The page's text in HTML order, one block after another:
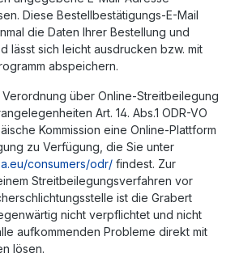
Diese Bestellbestätigungs-E-Mail
die Daten Ihrer Bestellung und
lässt sich leicht ausdrucken bzw. mit
abspeichern.
über Online-Streitbeilegung
Art. 14. Abs.1 ODR-VO
Kommission eine Online-Plattform
zu Verfügung, die Sie unter
consumers/odr/ findest. Zur
Streitbeilegungsverfahren vor
ist die Grabert
nicht verpflichtet und nicht
aufkommenden Probleme direkt mit
lösen.